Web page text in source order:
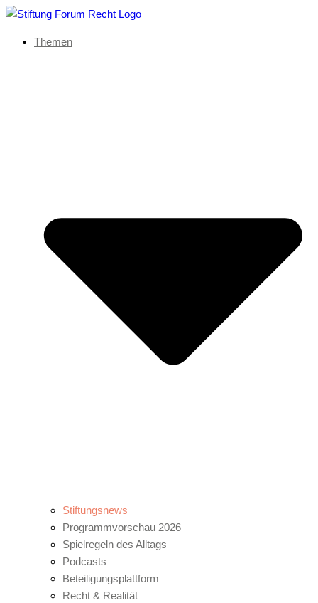
Themen
Stiftungsnews
Programmvorschau 2026
Spielregeln des Alltags
Podcasts
Beteiligungsplattform
Recht & Realität